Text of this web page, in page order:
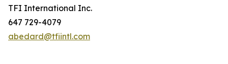
TFI International Inc.
647 729-4079
abedard@tfiintl.com